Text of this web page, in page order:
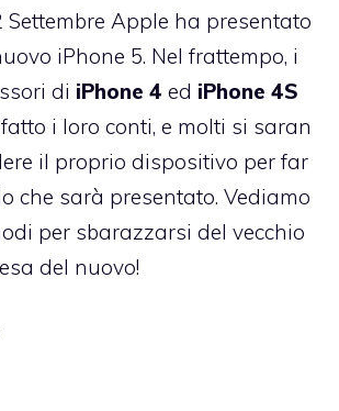
Settembre Apple ha presentato
iPhone 5. Nel frattempo, i
di iPhone 4 ed iPhone 4S
i loro conti, e molti si saran
il proprio dispositivo per far
che sarà presentato. Vediamo
per sbarazzarsi del vecchio
del nuovo!